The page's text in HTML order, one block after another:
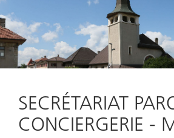
SECRÉTARIAT
CONCIERGERIE -